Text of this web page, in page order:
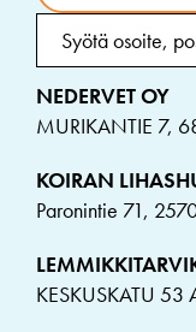
NEDERVET OY
MURIKANTIE 7,
KOIRAN
Paronintie 71,
KESKUSKATU